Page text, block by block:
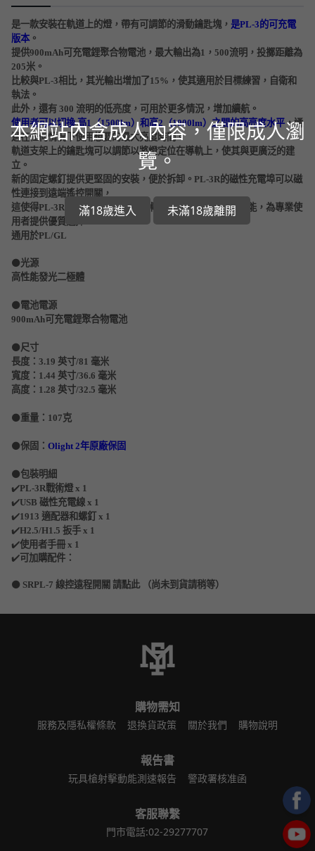
是一款安裝在軌道上的燈，帶有可調節的滑動鑰匙塊， 是PL-3的可充電
版本。
提供900mAh可充電鋰聚合物電池，最大輸出為1，500流明，投擲距離為
205米。
比較與PL-3相比，其光輸出增加了15%，使其適用於目標練習，自衛和
執法。
此外，還有 300 流明的低亮度，可用於更多情況，增加續航。
使用者可以切換 高1（1500lm）和高2（1000lm）之間的高亮度水平 ，通
過在任何情況下使用想要的最大亮度時間。
軌道支架上的鑰匙塊可以調節以將燈定位在導軌上，使其與更廣泛的建
立。
新的固定螺釘提供更堅固的安裝，便於拆卸。PL-3R的磁性充電埠可以磁
性連接到遠端遙控開關，
這使得PL-3R也適用於長或短的戰術裝備。高亮度，強大性能，為專業使
用者提供優質選擇。
通用於PL/GL
⚫️光源
高性能發光二極體
⚫️電池電源
900mAh可充電鋰聚合物電池
⚫️ 尺寸
長度：3.19 英寸/81 毫米
寬度：1.44 英寸/36.6 毫米
高度：1.28 英寸/32.5 毫米
⚫️重量：107克
⚫️保固： Olight 2年原廠保固
⚫️包裝明細
✔️PL-3R戰術燈 x 1
✔️USB 磁性充電線 x 1
✔️1913 適配器和螺釘 x 1
✔️H2.5/H1.5 扳手 x 1
✔️使用者手冊 x 1
✔️可加購配件：
⚫️ SRPL-7 線控遠程開關 請點此 （尚未到貨請稍等）
購物需知
服務及隱私權條款 退換貨政策 關於我們 購物說明
報告書
玩具槍射擊動能測速報告 警政署核准函
客服聯繫
門市電話:02-29277707
本網站內含成人內容，僅限成人瀏
覽。
滿18歲進入 未滿18歲離開